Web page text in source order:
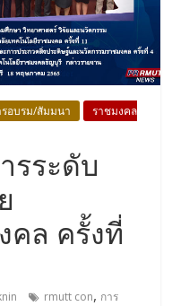
อบรม/สัมมนา
ราชมงคล
รระดับ
คล ครั้งที่
rmutt con, การ